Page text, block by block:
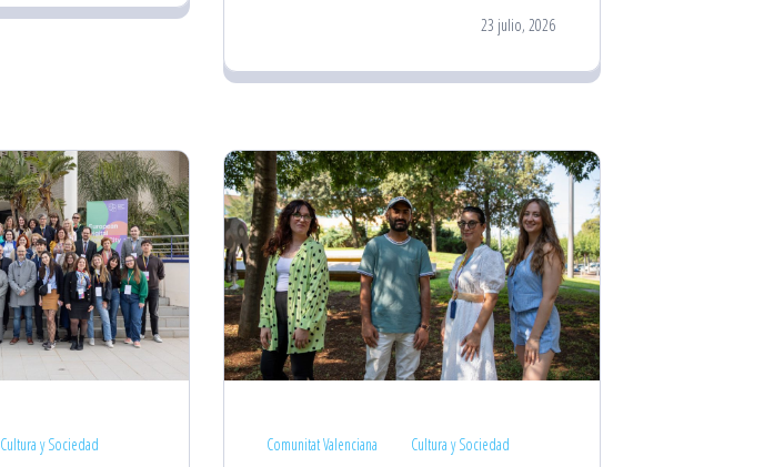
23 julio, 2026
Cultura y Sociedad Comunitat Valenciana
Cultura y Sociedad